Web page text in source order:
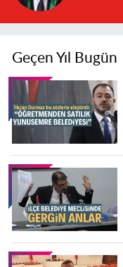
Geçen Yıl Bugün